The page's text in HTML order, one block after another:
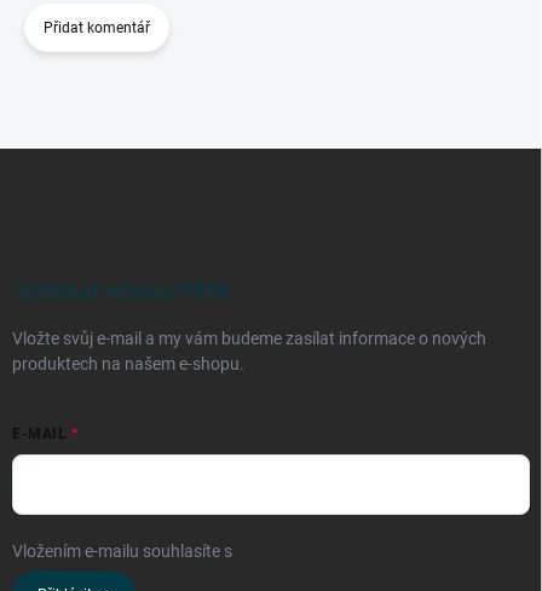
Přidat komentář
ODEBÍRAT NEWSLETTER
Vložte svůj e-mail a my vám budeme zasílat informace o nových
produktech na našem e-shopu.
E-MAIL
Vložením e-mailu souhlasíte s